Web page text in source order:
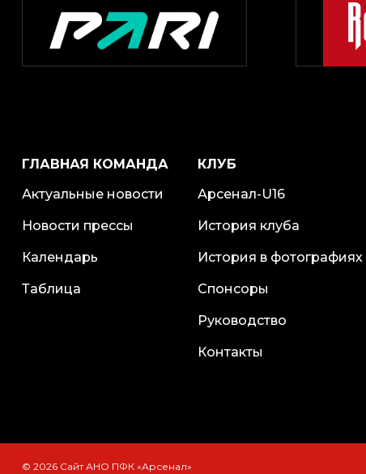
ГЛАВНАЯ КОМАНДА
Актуальные новости
Новости прессы
Календарь
Таблица
КЛУБ
Арсенал-U16
История клуба
История в фотографиях
Спонсоры
Руководство
Контакты
© 2026 Сайт АНО ПФК «Арсенал»